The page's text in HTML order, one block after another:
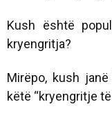
Kush është
kryengritja?
Mirëpo, kush
këtë “kryengritje